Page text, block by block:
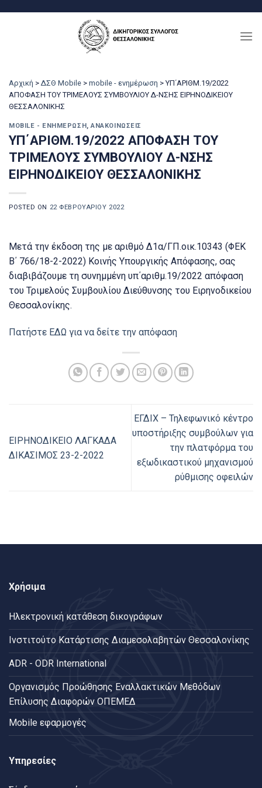
Αρχική > ΔΣΘ Mobile > mobile - ενημέρωση > ΥΠ΄ΑΡΙΘΜ.19/2022
ΑΠΟΦΑΣΗ ΤΟΥ ΤΡΙΜΕΛΟΥΣ ΣΥΜΒΟΥΛΙΟΥ Δ-ΝΣΗΣ ΕΙΡΗΝΟΔΙΚΕΙΟΥ
ΘΕΣΣΑΛΟΝΙΚΗΣ
MOBILE - ΕΝΗΜΈΡΩΣΗ,ΑΝΑΚΟΙΝΏΣΕΙΣ
ΥΠ΄ΑΡΙΘΜ.19/2022 ΑΠΟΦΑΣΗ ΤΟΥ
ΤΡΙΜΕΛΟΥΣ ΣΥΜΒΟΥΛΙΟΥ Δ-ΝΣΗΣ
ΕΙΡΗΝΟΔΙΚΕΙΟΥ ΘΕΣΣΑΛΟΝΙΚΗΣ
POSTED ON 22 ΦΕΒΡΟΥΑΡΊΟΥ 2022
Μετά την έκδοση της με αριθμό Δ1α/ΓΠ.οικ.10343 (ΦΕΚ
Β΄ 766/18-2-2022) Κοινής Υπουργικής Απόφασης, σας
διαβιβάζουμε τη συνημμένη υπ΄αριθμ.19/2022 απόφαση
του Τριμελούς Συμβουλίου Διεύθυνσης του Ειρηνοδικείου
Θεσσαλονίκης.
Πατήστε ΕΔΩ για να δείτε την απόφαση
ΕΙΡΗΝΟΔΙΚΕΙΟ ΛΑΓΚΑΔΑ
ΔΙΚΑΣΙΜΟΣ 23-2-2022
ΕΓΔΙΧ – Τηλεφωνικό κέντρο
υποστήριξης συμβούλων για
την πλατφόρμα του
εξωδικαστικού μηχανισμού
ρύθμισης οφειλών
Χρήσιμα
Ηλεκτρονική κατάθεση δικογράφων
Ινστιτούτο Κατάρτισης Διαμεσολαβητών Θεσσαλονίκης
ADR - ODR International
Oργανισμός Προώθησης Εναλλακτικών Μεθόδων
Επίλυσης Διαφορών ΟΠΕΜΕΔ
Mobile εφαρμογές
Υπηρεσίες